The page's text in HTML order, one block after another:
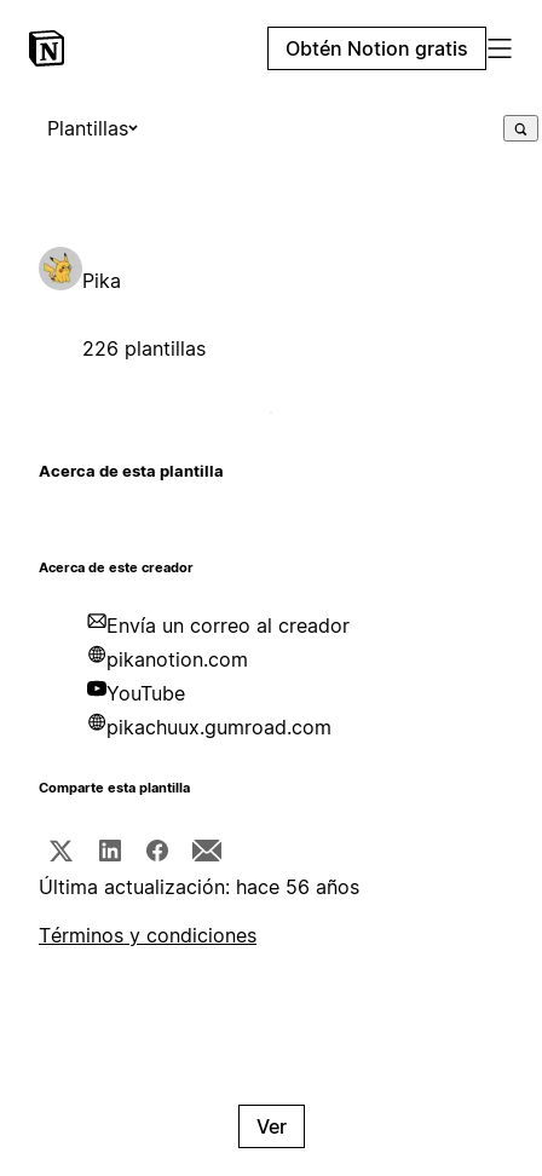
Obtén Notion gratis
Plantillas
Pika
226 plantillas
Acerca de esta plantilla
Acerca de este creador
Envía un correo al creador
pikanotion.com
YouTube
pikachuux.gumroad.com
Comparte esta plantilla
Última actualización: hace 56 años
Términos y condiciones
Ver